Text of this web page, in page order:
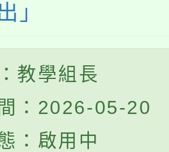
」
教學組長
：2026-05-20
：啟用中